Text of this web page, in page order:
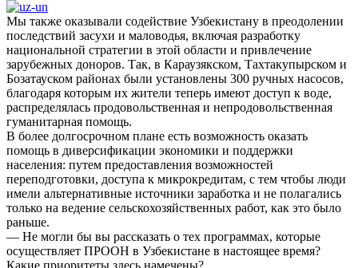
Мы также оказывали содействие Узбекистану в преодолении
последствий засухи и маловодья, включая разработку
национальной стратегии в этой области и привлечение
зарубежных доноров. Так, в Караузякском, Тахтакупырском и
Бозатауском районах были установлены 300 ручных насосов,
благодаря которым их жители теперь имеют доступ к воде,
распределялась продовольственная и непродовольственная
гуманитарная помощь.
В более долгосрочном плане есть возможность оказать
помощь в диверсификации экономики и поддержки
населения: путем предоставления возможностей
переподготовки, доступа к микрокредитам, с тем чтобы люди
имели альтернативные источники заработка и не полагались
только на ведение сельскохозяйственных работ, как это было
раньше.
— Не могли бы вы рассказать о тех программах, которые
осуществляет ПРООН в Узбекистане в настоящее время?
Какие приоритеты здесь намечены?